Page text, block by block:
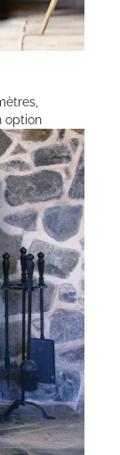
option